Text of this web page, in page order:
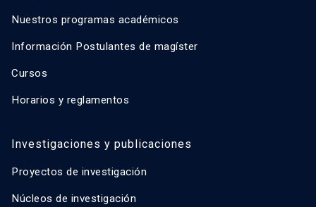
Nuestros programas académicos
Información Postulantes de magíster
Cursos
Horarios y reglamentos
Investigaciones y publicaciones
Proyectos de investigación
Núcleos de investigación